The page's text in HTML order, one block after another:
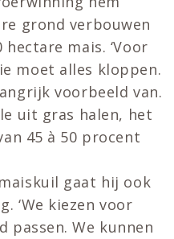
grond verbouwen
mais. ‘Voor
moet alles kloppen.
voorbeeld van.
uit gras halen, het
45 à 50 procent
gaat hij ook
‘We kiezen voor
passen. We kunnen